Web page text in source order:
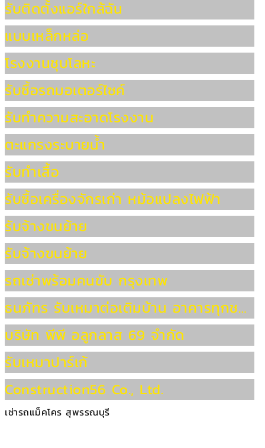
รับติดตั้งแอร์ใกล้ฉัน
แบบเหล็กหล่อ
โรงงานชุบโลหะ
รับซื้อรถมอเตอร์ไซค์
รับทำความสะอาดโรงงาน
ตะแกรงระบายน้ำ
รับทำเสื้อ
รับซื้อเครื่องจักรเก่า หม้อแปลงไฟฟ้า
รับจ้างขนย้าย
รับจ้างขนย้าย
รถเช่าพร้อมคนขับ กรุงเทพ
ธนภัทร รับเหมาต่อเติมบ้าน อาคารทุกชนิด ซื่อสัตย์ ไม่ทิ้งงาน ประเมินหน้างานฟรี โทร.091-7766772
บริษัท พีพี อลูกลาส 69 จำกัด
รับเหมาปาร์เก้
Construction56 Co., Ltd.
เช่ารถแม็คโคร สุพรรณบุรี